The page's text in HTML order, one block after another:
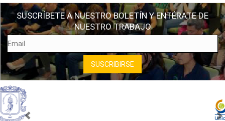
SUSCRÍBETE A NUESTRO BOLETÍN Y ENTÉRATE DE
NUESTRO TRABAJO